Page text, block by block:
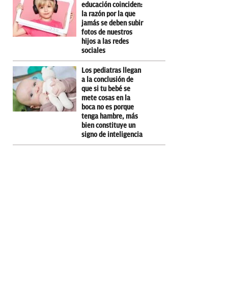
educación coinciden:
la razón por la que
jamás se deben subir
fotos de nuestros
hijos a las redes
sociales
Los pediatras llegan
a la conclusión de
que si tu bebé se
mete cosas en la
boca no es porque
tenga hambre, más
bien constituye un
signo de inteligencia